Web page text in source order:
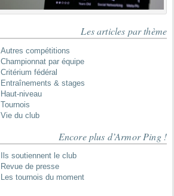
Les articles par thème
Autres compétitions
Championnat par équipe
Critérium fédéral
Entraînements & stages
Haut-niveau
Tournois
Vie du club
Encore plus d’Armor Ping !
Ils soutiennent le club
Revue de presse
Les tournois du moment